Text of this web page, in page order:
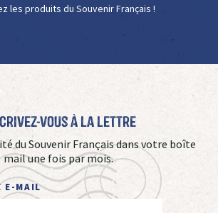
les produits du Souvenir Français !
vous à La Lettre
du Souvenir Français dans votre boîte
mail une fois par mois.
E-MAIL